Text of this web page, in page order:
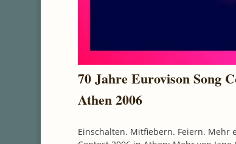
70 Jahre Eurovison Song
Athen 2006
Einschalten. Mitfiebern. Feiern. Mehr